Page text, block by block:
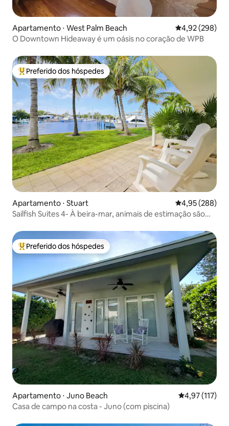
Apartamento ⋅ West Palm Beach 4,92 de uma
4,92 (298)
O Downtown Hideaway é um oásis no coração de WPB
Entre os melhores preferidos dos hóspedes
Preferido dos hóspedes
Apartamento ⋅ Stuart 4,95 de uma
4,95 (288)
Sailfish Suites 4- À beira-mar, animais de estimação são
Entre os melhores preferidos dos hóspedes
Preferido dos hóspedes
Apartamento ⋅ Juno Beach 4,97 de uma
4,97 (117)
Casa de campo na costa - Juno (com piscina)